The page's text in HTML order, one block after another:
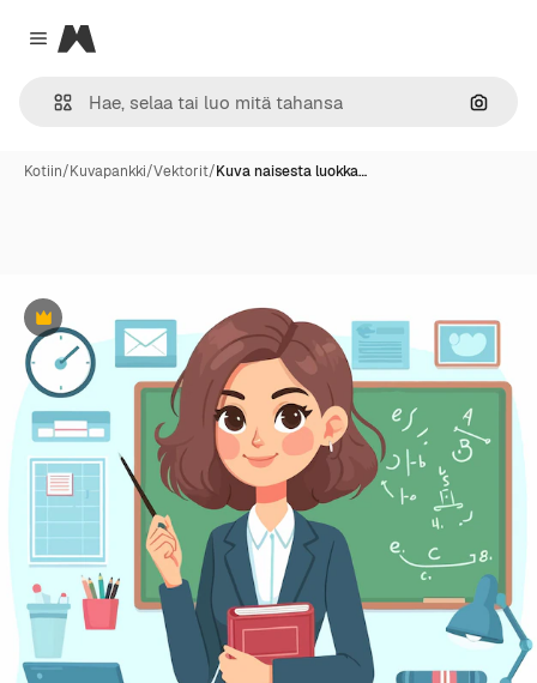
Close menu
Magnific
Hae
Kotiin/Kuvapankki/Vektorit/Kuva naisesta luokka…
Premium